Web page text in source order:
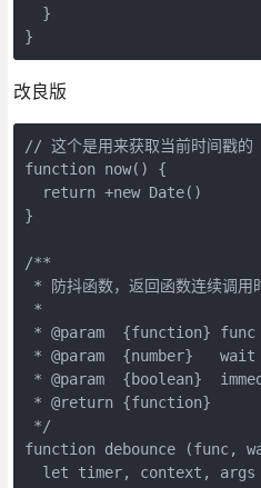
  }
改良版
// 这个是用来获取当前时间戳的
function now() {
  return +new Date()
}
/**
* 防抖函数，返回函数连续调
*
* @param  {function}
* @param  {number}
* @param  {boolean}
* @return {function}
*/
function debounce (func,
  let timer, context, args